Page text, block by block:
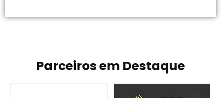
Parceiros em Destaque